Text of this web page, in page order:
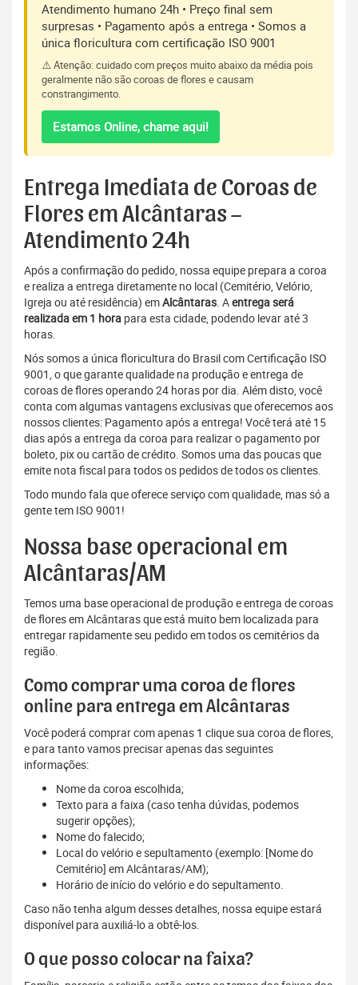
Atendimento humano 24h • Preço final sem
surpresas • Pagamento após a entrega • Somos a
única floricultura com certificação ISO 9001
⚠️ Atenção: cuidado com preços muito abaixo da média pois
geralmente não são coroas de flores e causam
constrangimento.
Estamos Online, chame aqui!
Entrega Imediata de Coroas de
Flores em Alcântaras –
Atendimento 24h
Após a confirmação do pedido, nossa equipe prepara a coroa
e realiza a entrega diretamente no local (Cemitério, Velório,
Igreja ou até residência) emAlcântaras. Aentrega será
realizada em 1 hora para esta cidade, podendo levar até 3
horas.
Nós somos a única floricultura do Brasil com Certificação ISO
9001, o que garante qualidade na produção e entrega de
coroas de flores operando 24 horas por dia. Além disto, você
conta com algumas vantagens exclusivas que oferecemos aos
nossos clientes: Pagamento após a entrega! Você terá até 15
dias após a entrega da coroa para realizar o pagamento por
boleto, pix ou cartão de crédito. Somos uma das poucas que
emite nota fiscal para todos os pedidos de todos os clientes.
Todo mundo fala que oferece serviço com qualidade, mas só a
gente tem ISO 9001!
Nossa base operacional em
Alcântaras/AM
Temos uma base operacional de produção e entrega de coroas
de flores em Alcântaras que está muito bem localizada para
entregar rapidamente seu pedido em todos os cemitérios da
região.
Como comprar uma coroa de flores
online para entrega em Alcântaras
Você poderá comprar com apenas 1 clique sua coroa de flores,
e para tanto vamos precisar apenas das seguintes
informações:
Nome da coroa escolhida;
Texto para a faixa (caso tenha dúvidas, podemos
sugerir opções);
Nome do falecido;
Local do velório e sepultamento (exemplo: [Nome do
Cemitério] em Alcântaras/AM);
Horário de início do velório e do sepultamento.
Caso não tenha algum desses detalhes, nossa equipe estará
disponível para auxiliá-lo a obtê-los.
O que posso colocar na faixa?